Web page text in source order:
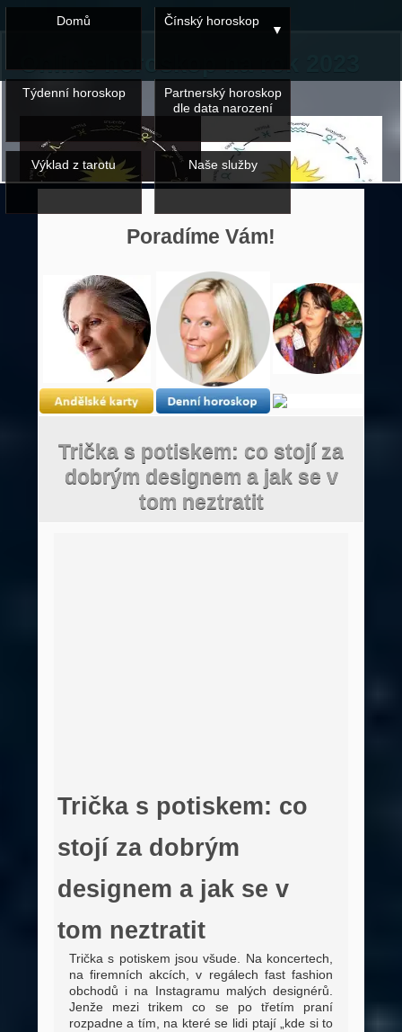
Domů Čínský horoskop
Týdenní horoskop
Partnerský horoskop
dle data narození
Výklad z tarotu Naše služby
Online horoskop na rok 2023
Poradíme Vám!
Trička s potiskem: co stojí za
dobrým designem a jak se v
tom neztratit
Trička s potiskem: co
stojí za dobrým
designem a jak se v
tom neztratit
Trička s potiskem jsou všude. Na koncertech,
na firemních akcích, v regálech fast fashion
obchodů i na Instagramu malých designérů.
Jenže mezi trikem co se po třetím praní
rozpadne a tím, na které se lidi ptají „kde si to